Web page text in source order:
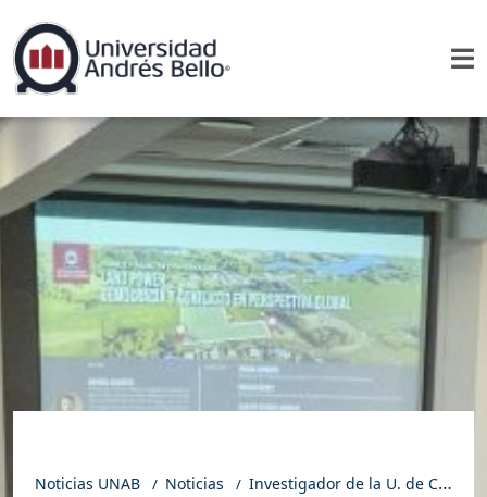
Noticias UNAB Noticias Investigador de la U. de Chicago analizó el rol del poder territorial en la configuración política y social en charla en la UNAB